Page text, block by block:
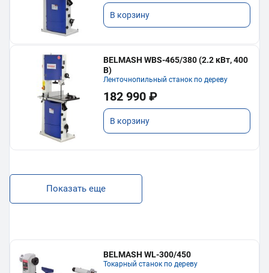
В корзину
BELMASH WBS-465/380 (2.2 кВт, 400
В)
Ленточнопильный станок по дереву
182 990 ₽
В корзину
Показать еще
BELMASH WL-300/450
Токарный станок по дереву